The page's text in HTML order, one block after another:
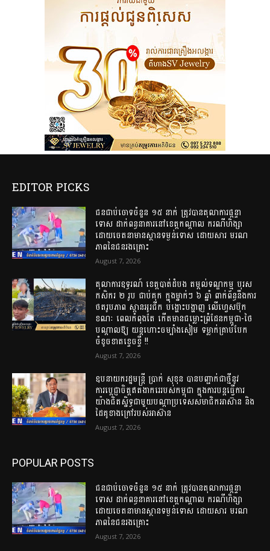
EDITOR PICKS
ជនជាប់ចោទចំនួន ១៥ នាក់ ត្រូវបានតុលាការផ្តន្ទា
ទោស ដាក់ពន្ធនាគារនៅខេត្តកណ្តាល ករណីហិង្សា
ដោយចេតនាមានស្ថានទម្ងន់ទោស ដោយសារ មរណ
ភាពនៃជនរងគ្រោះ
August 7, 2026
តុលាការឧទ្ធរណ៍ ខេត្តបាត់ដំបង តម្កល់ទណ្ឌកម្ម បុរស
កសិករ ២ រូប ជាប់គុក ក្នុងម្នាក់ៗ ៦ ឆ្នាំ ពាក់ព័ន្ធនឹងការ
ថតរូបភាព ស្ពានអូរជីក បង្ហោះបង្ហាញ លើហ្វេសប៊ុក
ខណៈ ពេលកំពុងតែ កើតមានជម្លោះព្រំដែនកម្ពុជា-ថៃ
បណ្តាលឱ្យ យន្តហោះចម្បាំងសៀម ទម្លាក់គ្រាប់បែក
ចំខូចខាតខ្ទេចខ្ទី !!
August 7, 2026
ឧបនាយករដ្ឋមន្ត្រី ប្រាក់ សុខុន បានបញ្ជាក់ជាថ្មីនូវ
ការប្តេជ្ញាចិត្តឥតងាករេរបស់កម្ពុជា ក្នុងការបន្តធ្វើការ
យ៉ាងជិតស្និទ្ធជាមួយបណ្ដាប្រទេសសមាជិកអាស៊ាន និង
ដៃគូខាងក្រៅរបស់អាស៊ាន
August 7, 2026
POPULAR POSTS
ជនជាប់ចោទចំនួន ១៥ នាក់ ត្រូវបានតុលាការផ្តន្ទា
ទោស ដាក់ពន្ធនាគារនៅខេត្តកណ្តាល ករណីហិង្សា
ដោយចេតនាមានស្ថានទម្ងន់ទោស ដោយសារ មរណ
ភាពនៃជនរងគ្រោះ
August 7, 2026